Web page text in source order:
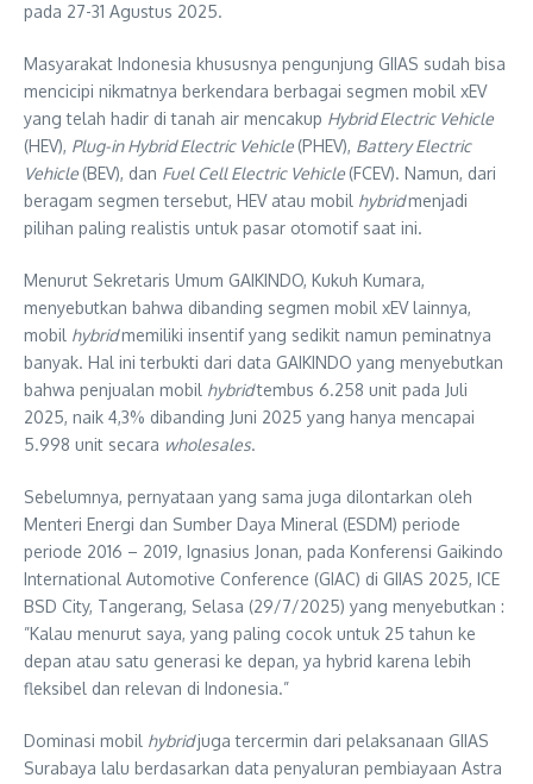
pada 27-31 Agustus 2025.
Masyarakat Indonesia khususnya pengunjung GIIAS sudah bisa
mencicipi nikmatnya berkendara berbagai segmen mobil xEV
yang telah hadir di tanah air mencakup Hybrid Electric Vehicle
(HEV), Plug-in Hybrid Electric Vehicle(PHEV), Battery Electric
Vehicle(BEV), dan Fuel Cell Electric Vehicle(FCEV). Namun, dari
beragam segmen tersebut, HEV atau mobil hybridmenjadi
pilihan paling realistis untuk pasar otomotif saat ini.
Menurut Sekretaris Umum GAIKINDO, Kukuh Kumara,
menyebutkan bahwa dibanding segmen mobil xEV lainnya,
mobil hybridmemiliki insentif yang sedikit namun peminatnya
banyak. Hal ini terbukti dari data GAIKINDO yang menyebutkan
bahwa penjualan mobil hybridtembus 6.258 unit pada Juli
2025, naik 4,3% dibanding Juni 2025 yang hanya mencapai
5.998 unit secara wholesales.
Sebelumnya, pernyataan yang sama juga dilontarkan oleh
Menteri Energi dan Sumber Daya Mineral (ESDM) periode
periode 2016 – 2019, Ignasius Jonan, pada Konferensi Gaikindo
International Automotive Conference (GIAC) di GIIAS 2025, ICE
BSD City, Tangerang, Selasa (29/7/2025) yang menyebutkan :
”Kalau menurut saya, yang paling cocok untuk 25 tahun ke
depan atau satu generasi ke depan, ya hybrid karena lebih
fleksibel dan relevan di Indonesia.”
Dominasi mobil hybridjuga tercermin dari pelaksanaan GIIAS
Surabaya lalu berdasarkan data penyaluran pembiayaan Astra